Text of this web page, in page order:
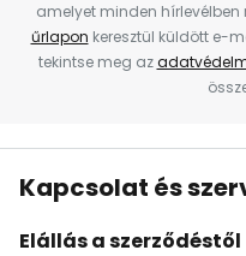
amelyet minden
űrlapon keresztül küldött e-
tekintse meg az
Kapcsolat és
Elállás a szerződéstől